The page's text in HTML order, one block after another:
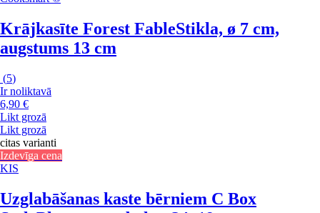
Krājkasīte Forest FableStikla, ø 7 cm,
augstums 13 cm
(5)
Ir noliktavā
6,90 €
Likt grozā
Likt grozā
citas varianti
Izdevīga cena
KIS
Uzglabāšanas kaste bērniem C Box